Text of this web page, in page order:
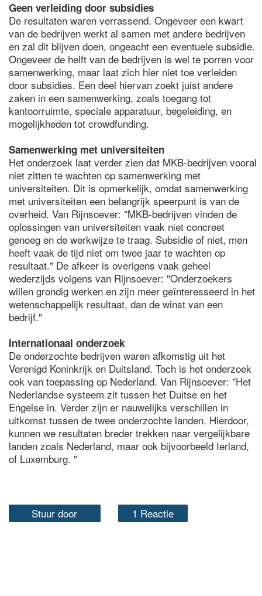
Geen verleiding door subsidies
De resultaten waren verrassend. Ongeveer een kwart
van de bedrijven werkt al samen met andere bedrijven
en zal dit blijven doen, ongeacht een eventuele subsidie.
Ongeveer de helft van de bedrijven is wel te porren voor
samenwerking, maar laat zich hier niet toe verleiden
door subsidies. Een deel hiervan zoekt juist andere
zaken in een samenwerking, zoals toegang tot
kantoorruimte, speciale apparatuur, begeleiding, en
mogelijkheden tot crowdfunding.
Samenwerking met universiteiten
Het onderzoek laat verder zien dat MKB-bedrijven vooral
niet zitten te wachten op samenwerking met
universiteiten. Dit is opmerkelijk, omdat samenwerking
met universiteiten een belangrijk speerpunt is van de
overheid. Van Rijnsoever: "MKB-bedrijven vinden de
oplossingen van universiteiten vaak niet concreet
genoeg en de werkwijze te traag. Subsidie of niet, men
heeft vaak de tijd niet om twee jaar te wachten op
resultaat." De afkeer is overigens vaak geheel
wederzijds volgens van Rijnsoever: "Onderzoekers
willen grondig werken en zijn meer geïnteresseerd in het
wetenschappelijk resultaat, dan de winst van een
bedrijf."
Internationaal onderzoek
De onderzochte bedrijven waren afkomstig uit het
Verenigd Koninkrijk en Duitsland. Toch is het onderzoek
ook van toepassing op Nederland. Van Rijnsoever: "Het
Nederlandse systeem zit tussen het Duitse en het
Engelse in. Verder zijn er nauwelijks verschillen in
uitkomst tussen de twee onderzochte landen. Hierdoor,
kunnen we resultaten breder trekken naar vergelijkbare
landen zoals Nederland, maar ook bijvoorbeeld Ierland,
of Luxemburg. "
Stuur door 1 Reactie